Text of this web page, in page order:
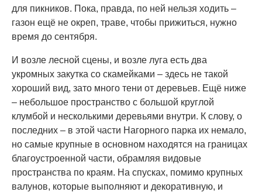
для пикников. Пока, правда, по ней нельзя ходить –
газон ещё не окреп, траве, чтобы прижиться, нужно
время до сентября.
И возле лесной сцены, и возле луга есть два
укромных закутка со скамейками – здесь не такой
хороший вид, зато много тени от деревьев. Ещё ниже
– небольшое пространство с большой круглой
клумбой и несколькими деревьями внутри. К слову, о
последних – в этой части Нагорного парка их немало,
но самые крупные в основном находятся на границах
благоустроенной части, обрамляя видовые
пространства по краям. На спусках, помимо крупных
валунов, которые выполняют и декоративную, и